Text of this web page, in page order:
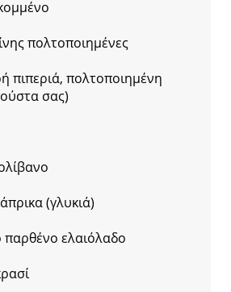
πολτοποιημένες
πιπεριά, πολτοποιημένη
σας)
(γλυκιά)
παρθένο ελαιόλαδο